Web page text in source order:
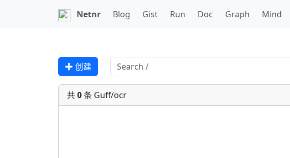
Netnr Blog Gist Run Doc Graph Mind
✚ 创建
共0条 Guff/ocr